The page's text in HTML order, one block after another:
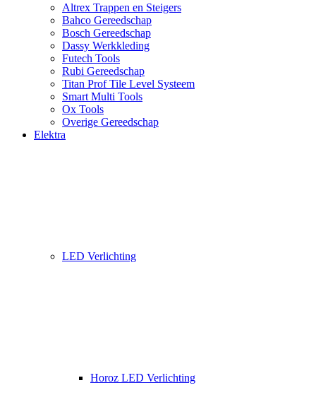
Altrex Trappen en Steigers
Bahco Gereedschap
Bosch Gereedschap
Dassy Werkkleding
Futech Tools
Rubi Gereedschap
Titan Prof Tile Level Systeem
Smart Multi Tools
Ox Tools
Overige Gereedschap
Elektra
LED Verlichting
Horoz LED Verlichting